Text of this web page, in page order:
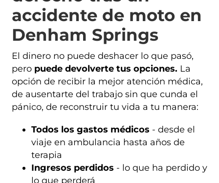
accidente de moto en
Denham Springs
El dinero no puede deshacer lo que pasó,
pero puede devolverte tus opciones. La
opción de recibir la mejor atención médica,
de ausentarte del trabajo sin que cunda el
pánico, de reconstruir tu vida a tu manera:
Todos los gastos médicos - desde el
viaje en ambulancia hasta años de
terapia
Ingresos perdidos - lo que ha perdido y
lo que perderá